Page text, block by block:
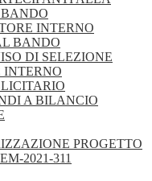
INTERNO
BANDO
DI SELEZIONE
A BILANCIO
PROGETTO
2021-311